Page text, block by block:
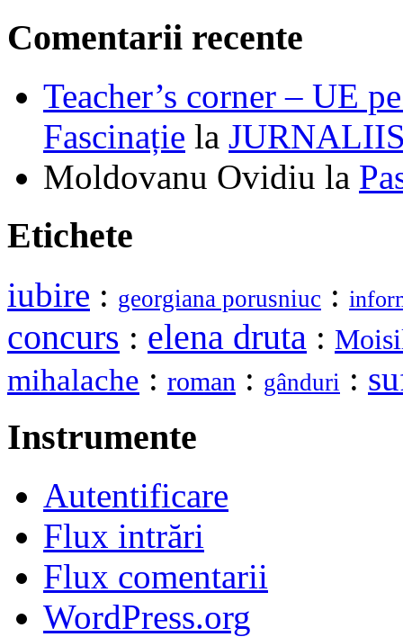
Comentarii recente
Teacher’s corner – UE
Fascinație la
Moldovanu Ovidiu la
Etichete
iubire : georgiana porusniuc :
concurs : elena druta :
mihalache : roman : gânduri :
Instrumente
Autentificare
Flux intrări
Flux comentarii
WordPress.org